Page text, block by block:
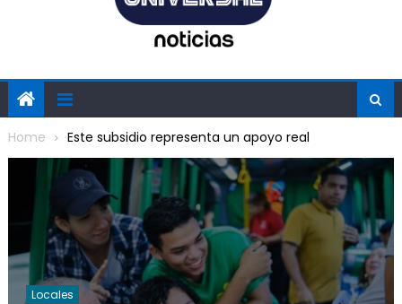
Home Este subsidio representa un apoyo real
Locales